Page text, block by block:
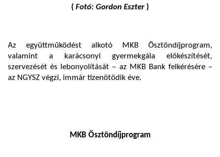
( Fotó: Gordon Eszter )
Az együttműködést alkotó MKB Ösztöndíjprogram,
valamint a karácsonyi gyermekgála előkészítését,
szervezését és lebonyolítását – az MKB Bank felkérésére –
az NGYSZ végzi, immár tizenötödik éve.
MKB Ösztöndíjprogram